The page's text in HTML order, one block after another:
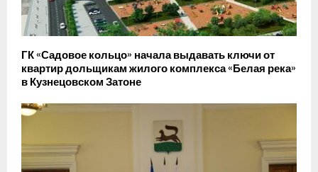
ГК «Садовое кольцо» начала выдавать ключи от
квартир дольщикам жилого комплекса «Белая река»
в Кузнецовском Затоне